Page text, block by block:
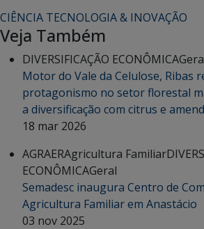
CIÊNCIA TECNOLOGIA & INOVAÇÃO
Veja Também
DIVERSIFICAÇÃO ECONÔMICA
Motor do Vale da Celulose, Ribas
protagonismo no setor florestal
a diversificação com citrus e
18 mar 2026
AGRAERAgricultura Familiar
ECONÔMICAGeral
Semadesc inaugura Centro de
Agricultura Familiar em Anastácio
03 nov 2025